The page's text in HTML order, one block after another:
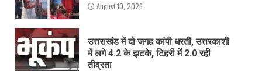
August 10, 2026
उत्तराखंड में दो जगह कांपी धरती, उत्तरकाशी
में लगे 4.2 के झटके, टिहरी में 2.0 रही
तीव्रता